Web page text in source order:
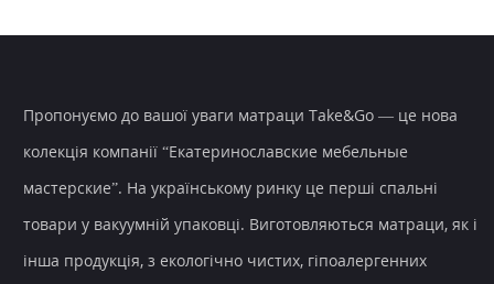
Пропонуємо до вашої уваги матраци Take&Go — це нова
колекція компанії “Екатеринославские мебельные
мастерские”. На українському ринку це перші спальні
товари у вакуумній упаковці. Виготовляються матраци, як і
інша продукція, з екологічно чистих, гіпоалергенних